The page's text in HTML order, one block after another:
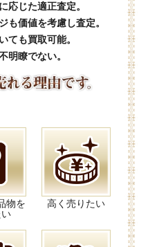
応じた適正査定。
も価値を考慮し査定。
ても買取可能。
明瞭でない。
物を
高く売りたい